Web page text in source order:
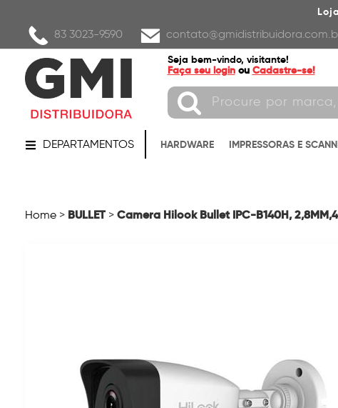
83 3023-9590
Seja bem-vindo, visitante!
Faça seu login ou Cadastre-se!
DEPARTAMENTOS HARDWARE IMPRESSORAS E
Home > BULLET > Camera Hilook Bullet IPC-B140H,